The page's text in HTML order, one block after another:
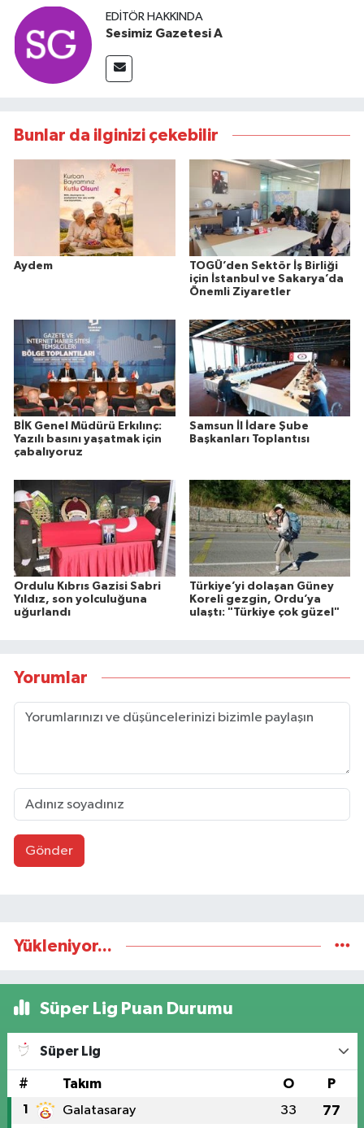
EDITÖR HAKKINDA
Sesimiz Gazetesi A
Bunlar da ilginizi çekebilir
Aydem
TOGÜ’den Sektör İş Birliği
için İstanbul ve Sakarya’da
Önemli Ziyaretler
BİK Genel Müdürü Erkılınç:
Yazılı basını yaşatmak için
çabalıyoruz
Samsun İl İdare Şube
Başkanları Toplantısı
Ordulu Kıbrıs Gazisi Sabri
Yıldız, son yolculuğuna
uğurlandı
Türkiye’yi dolaşan Güney
Koreli gezgin, Ordu’ya
ulaştı: "Türkiye çok güzel"
Yorumlar
Gönder
Yükleniyor...
Süper Lig Puan Durumu
Süper Lig
# Takım O P
1 Galatasaray 33 77